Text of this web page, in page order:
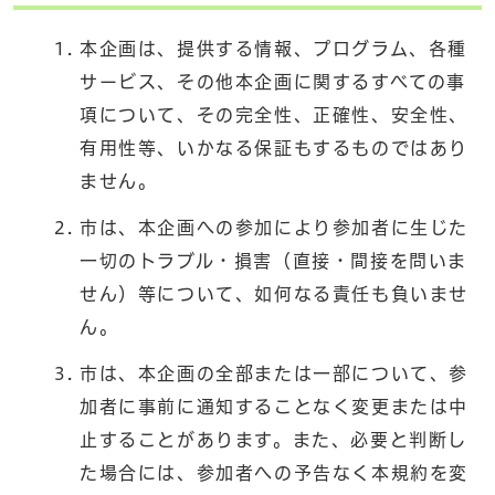
本企画は、提供する情報、プログラム、各種
サービス、その他本企画に関するすべての事
項について、その完全性、正確性、安全性、
有用性等、いかなる保証もするものではあり
ません。
市は、本企画への参加により参加者に生じた
一切のトラブル・損害（直接・間接を問いま
せん）等について、如何なる責任も負いませ
ん。
市は、本企画の全部または一部について、参
加者に事前に通知することなく変更または中
止することがあります。また、必要と判断し
た場合には、参加者への予告なく本規約を変